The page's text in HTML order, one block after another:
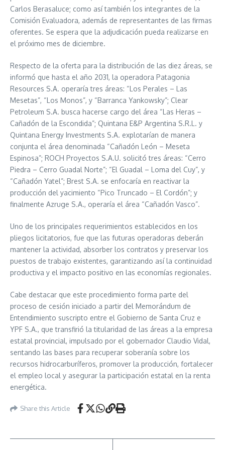
Carlos Berasaluce; como así también los integrantes de la
Comisión Evaluadora, además de representantes de las firmas
oferentes. Se espera que la adjudicación pueda realizarse en
el próximo mes de diciembre.
Respecto de la oferta para la distribución de las diez áreas, se
informó que hasta el año 2031, la operadora Patagonia
Resources S.A. operaría tres áreas: “Los Perales – Las
Mesetas”, “Los Monos”, y “Barranca Yankowsky”; Clear
Petroleum S.A. busca hacerse cargo del área “Las Heras –
Cañadón de la Escondida”; Quintana E&P Argentina S.R.L. y
Quintana Energy Investments S.A. explotarían de manera
conjunta el área denominada “Cañadón León – Meseta
Espinosa”; ROCH Proyectos S.A.U. solicitó tres áreas: “Cerro
Piedra – Cerro Guadal Norte”; “El Guadal – Loma del Cuy”, y
“Cañadón Yatel”; Brest S.A. se enfocaría en reactivar la
producción del yacimiento “Pico Truncado – El Cordón”; y
finalmente Azruge S.A., operaría el área “Cañadón Vasco”.
Uno de los principales requerimientos establecidos en los
pliegos licitatorios, fue que las futuras operadoras deberán
mantener la actividad, absorber los contratos y preservar los
puestos de trabajo existentes, garantizando así la continuidad
productiva y el impacto positivo en las economías regionales.
Cabe destacar que este procedimiento forma parte del
proceso de cesión iniciado a partir del Memorándum de
Entendimiento suscripto entre el Gobierno de Santa Cruz e
YPF S.A., que transfirió la titularidad de las áreas a la empresa
estatal provincial, impulsado por el gobernador Claudio Vidal,
sentando las bases para recuperar soberanía sobre los
recursos hidrocarburíferos, promover la producción, fortalecer
el empleo local y asegurar la participación estatal en la renta
energética.
Share this Article